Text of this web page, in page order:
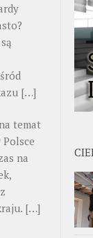
[…]
temat
na
[…]